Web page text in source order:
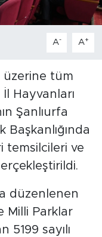
A- A+
üzerine tüm
Hayvanları
Şanlıurfa
Başkanlığında
temsilcileri ve
düzenlenen
Milli Parklar
sayılı